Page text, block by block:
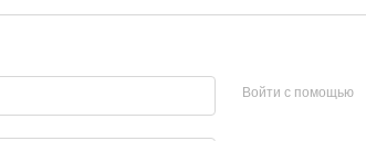
Войти с помощью